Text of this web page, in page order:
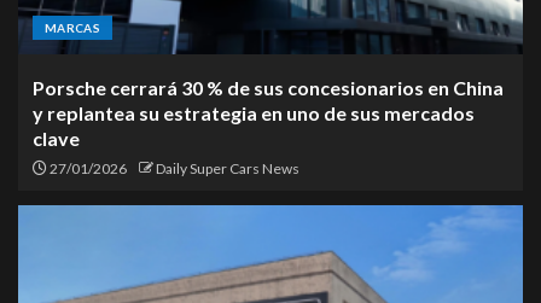
MARCAS
Porsche cerrará 30 % de sus concesionarios en China
y replantea su estrategia en uno de sus mercados
clave
27/01/2026 Daily Super Cars News